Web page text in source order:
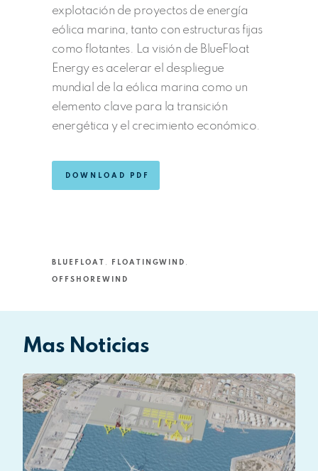
explotación de proyectos de energía
eólica marina, tanto con estructuras fijas
como flotantes. La visión de BlueFloat
Energy es acelerar el despliegue
mundial de la eólica marina como un
elemento clave para la transición
energética y el crecimiento económico.
DOWNLOAD PDF
BLUEFLOAT FLOATINGWIND
OFFSHOREWIND
Mas Noticias